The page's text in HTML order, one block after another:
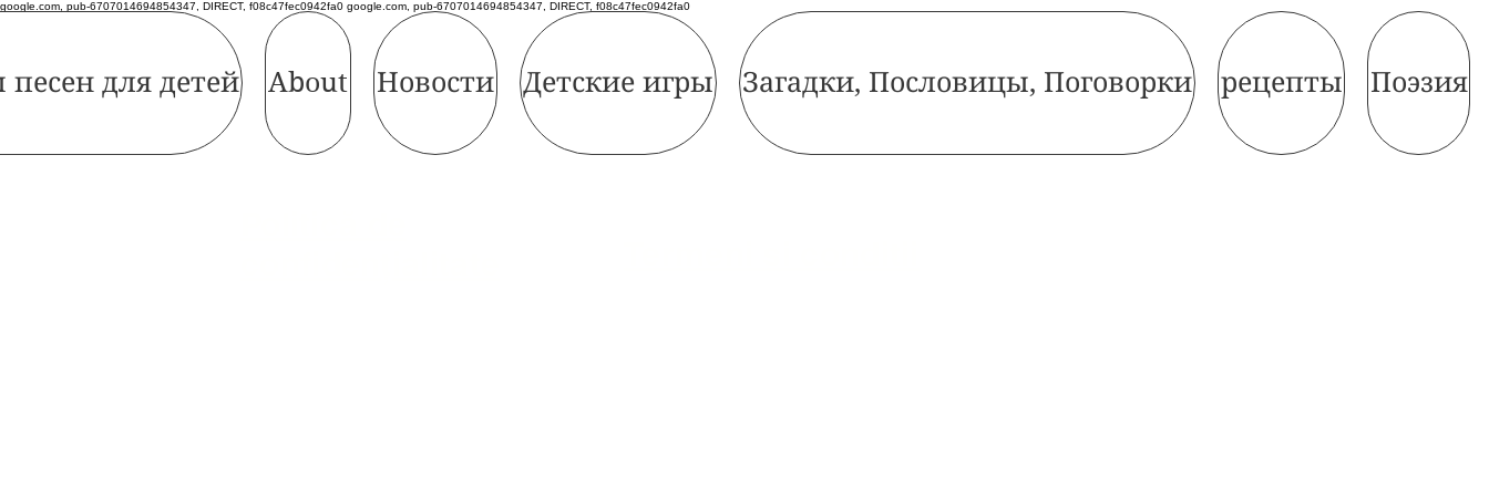
google.com, pub-6707014694854347, DIRECT, f08c47fec0942fa0 google.com, pub-6707014694854347, DIRECT, f08c47fec0942fa0
песен для детей About Новости Детские игры Загадки, Пословицы, Поговорки рецепты Поэзия